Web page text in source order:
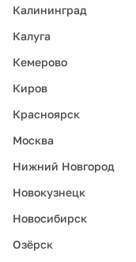
Калининград
Калуга
Кемерово
Киров
Красноярск
Москва
Нижний Новгород
Новокузнецк
Новосибирск
Озёрск